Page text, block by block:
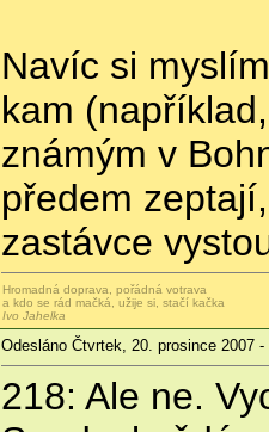
Navíc si
kam
známým v
předem
zastávce
Hromadná doprava, pořádná votrava
a kdo se rád mačká, užije si, stačí kačka
Ivo Jahelka
Odesláno Čtvrtek, 20. prosince 2007 -
218: Ale ne.